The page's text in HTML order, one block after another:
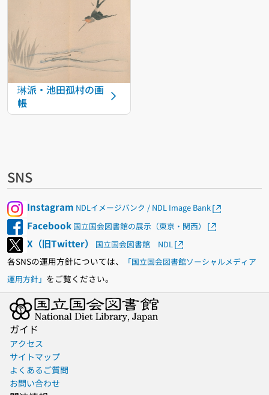
琳派・池田孤村の画
帳
SNS
Instagram NDLイメージバンク / NDL Image Bank
Facebook 国立国会図書館の展示（東京・関西）
X（旧Twitter） 国立国会図書館 NDL
各SNSの運用方針については、
「国立国会図書館ソーシャルメディア
運用方針」 をご覧ください。
ガイド
アクセス
サイトマップ
よくあるご質問
お問い合わせ